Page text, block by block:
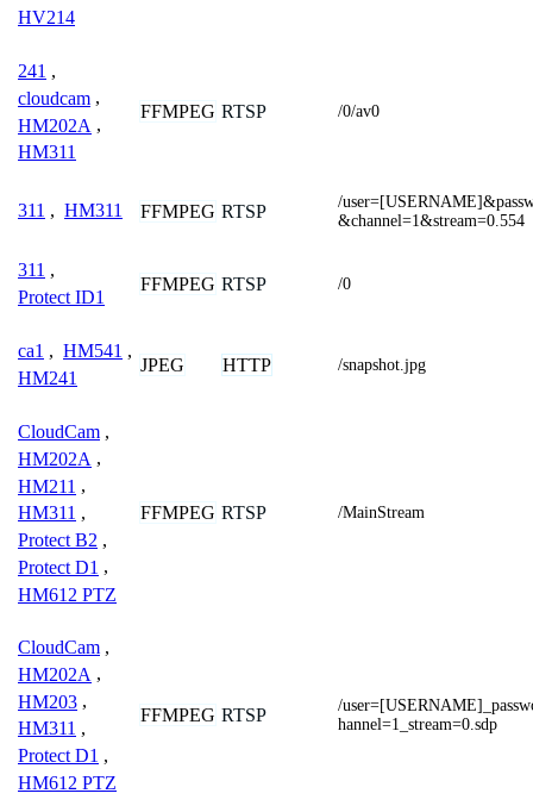
HV214
241 ,
cloudcam ,
HM202A ,
HM311
FFMPEG RTSP /0/av0
311 , HM311 FFMPEG RTSP
/
&channel=1&stream=0.554
311 ,
Protect ID1
FFMPEG RTSP /0
ca1 , HM541 ,
HM241
JPEG HTTP /snapshot.jpg
CloudCam ,
HM202A ,
HM211 ,
HM311 ,
Protect B2 ,
Protect D1 ,
HM612 PTZ
FFMPEG RTSP /MainStream
CloudCam ,
HM202A ,
HM203 ,
HM311 ,
Protect D1 ,
HM612 PTZ
FFMPEG RTSP
/
hannel=1_stream=0.sdp